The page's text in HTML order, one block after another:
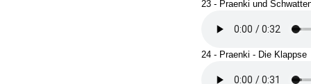
23 - Praenki und
24 - Praenki - Die Klappse